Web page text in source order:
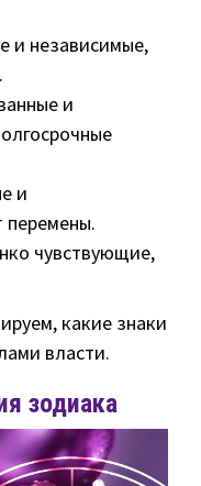
и независимые,
и
и
перемены.
чувствующие,
какие знаки
власти.
зодиака